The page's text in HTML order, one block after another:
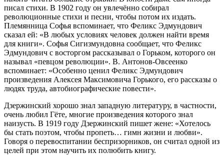
писал стихи. В 1902 году он увлечённо собирал
революционные стихи и песни, чтобы потом их издать.
Племянница Софья вспоминает, что Феликс Эдмундович
сказал ей: «В любых условиях человек должен найти время
для книги». Софья Сигизмундовна сообщает, что Феликс
Эдмундович с восторгом рассказывал о Горьком, которого он
называл «певцом революции». В. Антонов-Овсеенко
вспоминает: «Особенно ценил Феликс Эдмундович
произведения Алексея Максимовича Горького, его рассказы о
людях труда, автобиографические повести».
Дзержинский хорошо знал западную литературу, в частности,
очень любил Гёте, многие произведения которого знал
наизусть. В 1919 году Дзержинский пишет жене: «Хотелось
бы стать поэтом, чтобы пропеть… гимн жизни и любви».
Говоря о перевоспитании беспризорников, он считал одной из
целей при этом научить их полюбить книгу.